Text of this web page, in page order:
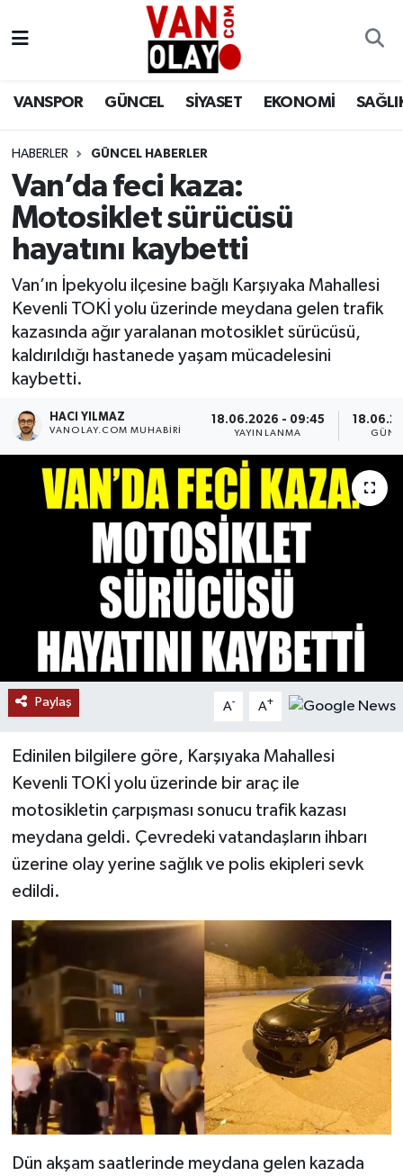
VANSPOR GÜNCEL SİYASET EKONOMİ
HABERLER GÜNCEL HABERLER
Van’da feci kaza:
Motosiklet sürücüsü
hayatını kaybetti
Van’ın İpekyolu ilçesine bağlı Karşıyaka Mahallesi
Kevenli TOKİ yolu üzerinde meydana gelen trafik
kazasında ağır yaralanan motosiklet sürücüsü,
kaldırıldığı hastanede yaşam mücadelesini
kaybetti.
HACI YILMAZ
VANOLAY.COM MUHABIRI
18.06.2026 - 09:45
YAYINLANMA
Paylaş A- A+
Edinilen bilgilere göre, Karşıyaka Mahallesi
Kevenli TOKİ yolu üzerinde bir araç ile
motosikletin çarpışması sonucu trafik kazası
meydana geldi. Çevredeki vatandaşların ihbarı
üzerine olay yerine sağlık ve polis ekipleri sevk
edildi.
Dün akşam saatlerinde meydana gelen kazada
Siyaset
Ekonomi
Sağlık
Eğitim
Bilim & Teknoloji
Dünya
RESMİ İLANLAR
Van Nöbetçi Eczaneler
Van Namaz Vakitleri
Van Trafik Yoğunluk Haritası
Süper Lig Puan Durumu ve Fikstür
Tüm Manşetler
Son Dakika Haberleri
Haber Arşivi